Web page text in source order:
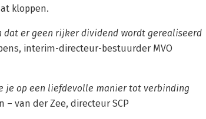
kloppen.
dat er geen rijker dividend wordt gerealiseerd
interim-directeur-bestuurder MVO
je op een liefdevolle manier tot verbinding
– van der Zee, directeur SCP